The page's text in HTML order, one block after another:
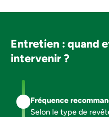
Entretien : quand
intervenir ?
Fréquence
Selon le type de